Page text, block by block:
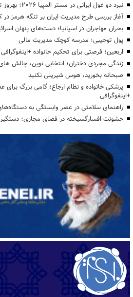
نبرد دو غول ایرانی در مستر المپیا ۲۰۲۶؛ بهروز تابانی شگفتی‌ساز می‌شود؟
آغاز بررسی طرح مدیریت ایران بر تنگه هرمز
بحران مهاجران در اسپانیا؛ دست‌های پنهان
پول توجیبی؛ مدرسه کوچک مدیریت مالی
اربعین؛ فرصتی برای تحکیم خانواده +اینفوگرافی
زندگی مجردی دختران؛ انتخابی نوین، چالش
صبحانه بخورید، هوس شیرینی نکنید
پزشکی خانواده و نظام ارجاع؛ گامی بزرگ
+اینفوگرافی
راهنمای سلامتی در عصر وابستگی به
خشونت افسارگسیخته در فضای مجازی؛